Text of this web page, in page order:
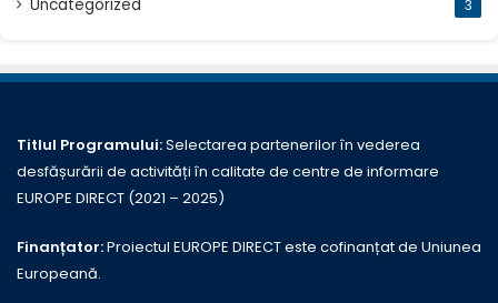
Uncategorized 3
Titlul Programului:Selectarea partenerilor în vederea
desfășurării de activități în calitate de centre de informare
EUROPE DIRECT (2021 – 2025)
Finanțator:Proiectul EUROPE DIRECT este cofinanțat de Uniunea
Europeană.